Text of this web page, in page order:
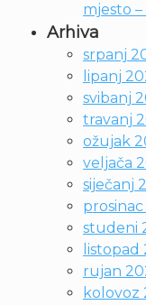
mjesto
Arhiva
srpanj
lipanj
svibanj
travanj
ožujak
veljača
siječanj
studeni
listopad
rujan
kolovoz